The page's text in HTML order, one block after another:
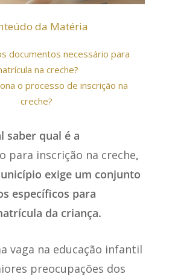
da Matéria
documentos necessário para
na creche?
o processo de inscrição na
creche?
saber qual é a
para inscrição na creche,
exige um conjunto
específicos para
da criança.
vaga na educação infantil
preocupações dos